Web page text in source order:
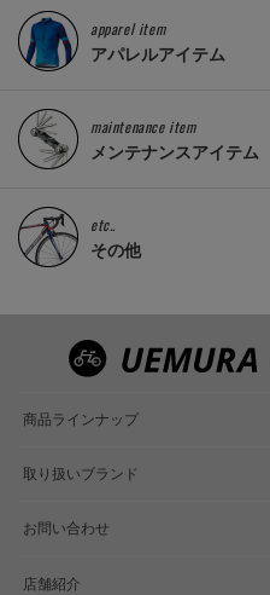
apparel item
アパレルアイテム
maintenance item
メンテナンスアイテム
etc..
その他
商品ラインナップ
取り扱いブランド
お問い合わせ
店舗紹介